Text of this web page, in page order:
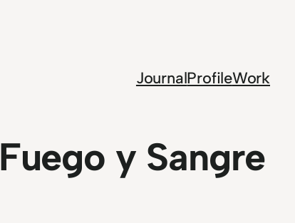
JournalProfileWork
Fuego y Sangre